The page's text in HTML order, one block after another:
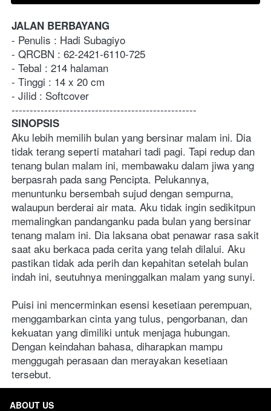
JALAN BERBAYANG
- Penulis : Hadi Subagiyo
- Tebal : 214 halaman
- Tinggi : 14 x 20 cm
- Jilid : Softcover
---------------------------------------------------
SINOPSIS
Aku lebih memilih bulan yang bersinar malam ini. Dia
tidak terang seperti matahari tadi pagi. Tapi redup dan
tenang bulan malam ini, membawaku dalam jiwa yang
berpasrah pada sang Pencipta. Pelukannya,
menuntunku bersembah sujud dengan sempurna,
walaupun berderai air mata. Aku tidak ingin sedikitpun
memalingkan pandanganku pada bulan yang bersinar
tenang malam ini. Dia laksana obat penawar rasa sakit
saat aku berkaca pada cerita yang telah dilalui. Aku
pastikan tidak ada perih dan kepahitan setelah bulan
Puisi ini mencerminkan esensi kesetiaan perempuan,
menggambarkan cinta yang tulus, pengorbanan, dan
kekuatan yang dimiliki untuk menjaga hubungan.
Dengan keindahan bahasa, diharapkan mampu
menggugah perasaan dan merayakan kesetiaan
tersebut.
ABOUT US